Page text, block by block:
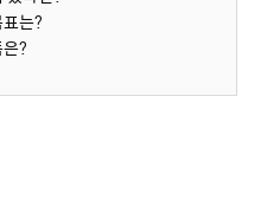
는?
?